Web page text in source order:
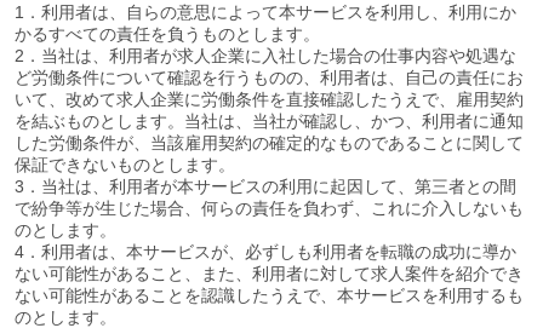
1．利用者は、自らの意思によって本サービスを利用し、利用にか
かるすべての責任を負うものとします。
2．当社は、利用者が求人企業に入社した場合の仕事内容や処遇な
ど労働条件について確認を行うものの、利用者は、自己の責任にお
いて、改めて求人企業に労働条件を直接確認したうえで、雇用契約
を結ぶものとします。当社は、当社が確認し、かつ、利用者に通知
した労働条件が、当該雇用契約の確定的なものであることに関して
保証できないものとします。
3．当社は、利用者が本サービスの利用に起因して、第三者との間
で紛争等が生じた場合、何らの責任を負わず、これに介入しないも
のとします。
4．利用者は、本サービスが、必ずしも利用者を転職の成功に導か
ない可能性があること、また、利用者に対して求人案件を紹介でき
ない可能性があることを認識したうえで、本サービスを利用するも
のとします。